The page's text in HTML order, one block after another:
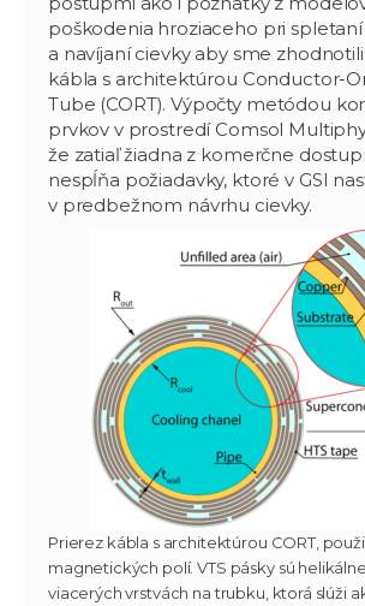
poškodenia hroziaceho pri
a navíjaní cievky aby sme
kábla s architektúrou Conductor-
Tube (CORT). Výpočty metódou
prvkov v prostredí Comsol
že zatiaľ žiadna z komerčne
nespĺňa požiadavky, ktoré v GSI
v predbežnom návrhu cievky.
Prierez kábla s architektúrou CORT,
magnetických polí. VTS pásky sú
viacerých vrstvách na trubku, ktorá slúži